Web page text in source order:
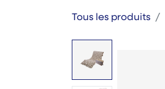
Tous les produits